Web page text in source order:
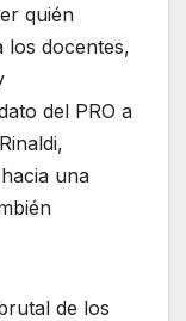
quién
los docentes,
del PRO a
una
de los